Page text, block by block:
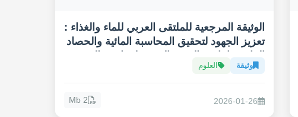
الوثيقة المرجعية للملتقى العربي للماء والغذاء :
تعزيز الجهود لتحقيق المحاسبة المائية والحصاد
المناخي
وثيقة العلوم
2026-01-26
2 Mb